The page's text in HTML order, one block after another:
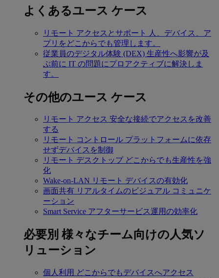
よくあるユース ケース
リモート アクセスとサポート
人、デバイス、ア
プリをどこからでも管理します。
従業員のデジタル体験 (DEX) 生産性へ影響が及
ぶ前に IT の問題にプロアクティブに解決しま
す。
その他のユース ケース
リモート アクセス 安全な接続でアクセスを改善
する
リモート コントロール プラットフォームに依存
せずデバイスを制御
リモート デスクトップ どこからでも生産性を強
化
Wake-on-LAN リモート デバイスの有効化
画面共有 リアルタイムのビジュアル コミュニケ
ーション
Smart Service アフターサービス運用の効率化
必要別 様々なチーム向けの人気ソ
リューション
個人利用 どこからでもデバイスへアクセス